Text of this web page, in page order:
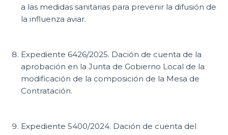
a las medidas sanitarias para prevenir la difusión de
la influenza aviar.
Expediente 6426/2025. Dación de cuenta de la
aprobación en la Junta de Gobierno Local de la
modificación de la composición de la Mesa de
Contratación.
Expediente 5400/2024. Dación de cuenta del